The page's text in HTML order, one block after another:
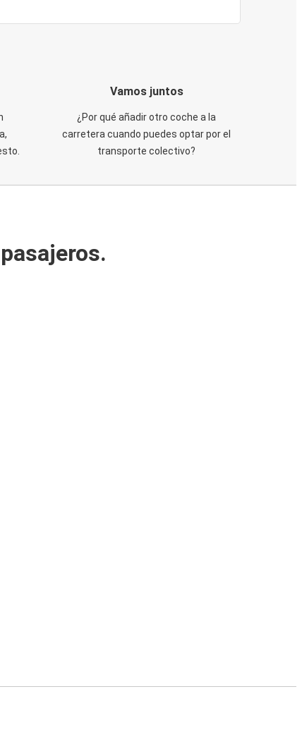
Vamos juntos
¿Por qué añadir otro coche a la
carretera cuando puedes optar por el
transporte colectivo?